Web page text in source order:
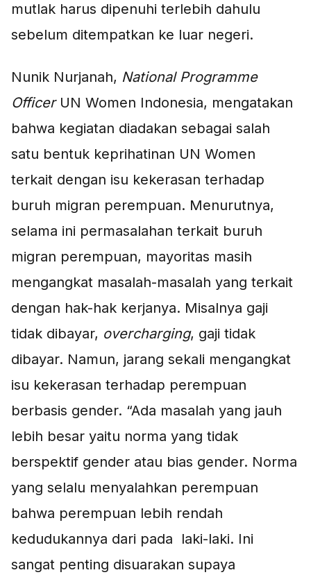
mutlak harus dipenuhi terlebih dahulu
sebelum ditempatkan ke luar negeri.
Nunik Nurjanah, National Programme
Officer UN Women Indonesia, mengatakan
bahwa kegiatan diadakan sebagai salah
satu bentuk keprihatinan UN Women
terkait dengan isu kekerasan terhadap
buruh migran perempuan. Menurutnya,
selama ini permasalahan terkait buruh
migran perempuan, mayoritas masih
mengangkat masalah-masalah yang terkait
dengan hak-hak kerjanya. Misalnya gaji
tidak dibayar, overcharging, gaji tidak
dibayar. Namun, jarang sekali mengangkat
isu kekerasan terhadap perempuan
berbasis gender. “Ada masalah yang jauh
lebih besar yaitu norma yang tidak
berspektif gender atau bias gender. Norma
yang selalu menyalahkan perempuan
bahwa perempuan lebih rendah
kedudukannya dari pada laki-laki. Ini
sangat penting disuarakan supaya